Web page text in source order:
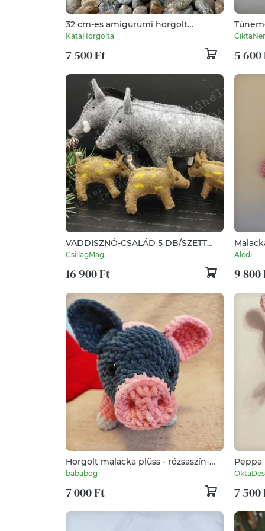
32 cm-es amigurumi horgolt
Malacka
KataHorgolta
7 500 Ft 5 600
VADDISZNÓ-CSALÁD 5 DB/SZETT
VADDISZNÓ VADKAN ANYAKOCA
VADMALAC TERMÉSZETES ANYAG
GYAPJÚFILC GYAPJÚ NEMEZ ERDEI
ÁLLATOK
CsillagMag
16 900 Ft
Aledi
9 800
Horgolt malacka plüss - rózsaszín-
szürke
bababog
7 000 Ft 7 500